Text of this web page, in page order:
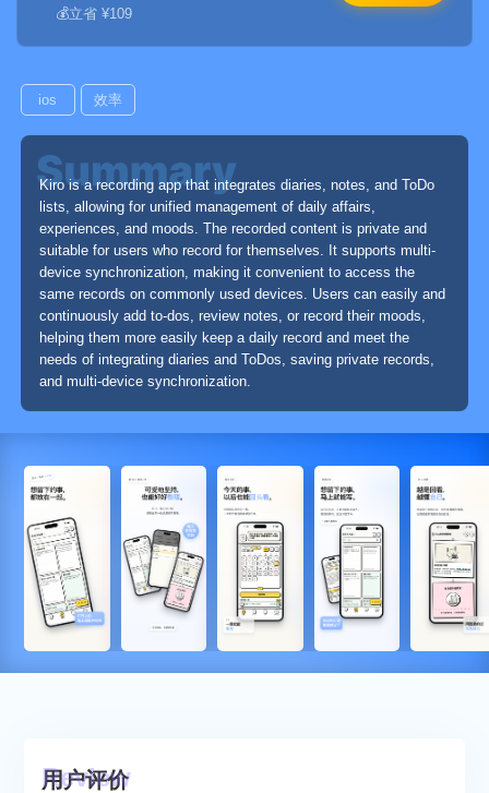
立省 ¥109
ios 效率
Kiro is a recording app that integrates diaries, notes, and ToDo
lists, allowing for unified management of daily affairs,
experiences, and moods. The recorded content is private and
suitable for users who record for themselves. It supports multi-
device synchronization, making it convenient to access the
same records on commonly used devices. Users can easily and
continuously add to-dos, review notes, or record their moods,
helping them more easily keep a daily record and meet the
needs of integrating diaries and ToDos, saving private records,
and multi-device synchronization.
用户评价